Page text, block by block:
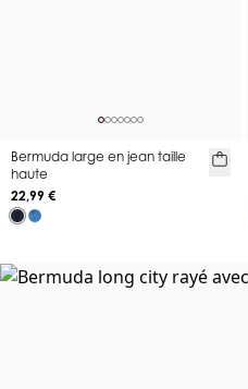
Bermuda large en jean taille
haute
22,99 €